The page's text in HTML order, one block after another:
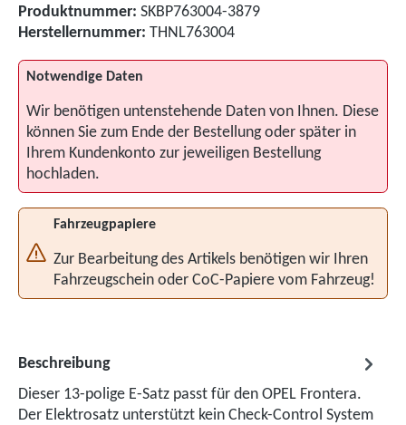
Produktnummer: SKBP763004-3879
Herstellernummer: THNL763004
Notwendige Daten
Wir benötigen untenstehende Daten von Ihnen. Diese
können Sie zum Ende der Bestellung oder später in
Ihrem Kundenkonto zur jeweiligen Bestellung
hochladen.
Fahrzeugpapiere
Zur Bearbeitung des Artikels benötigen wir Ihren
Fahrzeugschein oder CoC-Papiere vom Fahrzeug!
Beschreibung
Dieser 13-polige E-Satz passt für den OPEL Frontera.
Der Elektrosatz unterstützt kein Check-Control System